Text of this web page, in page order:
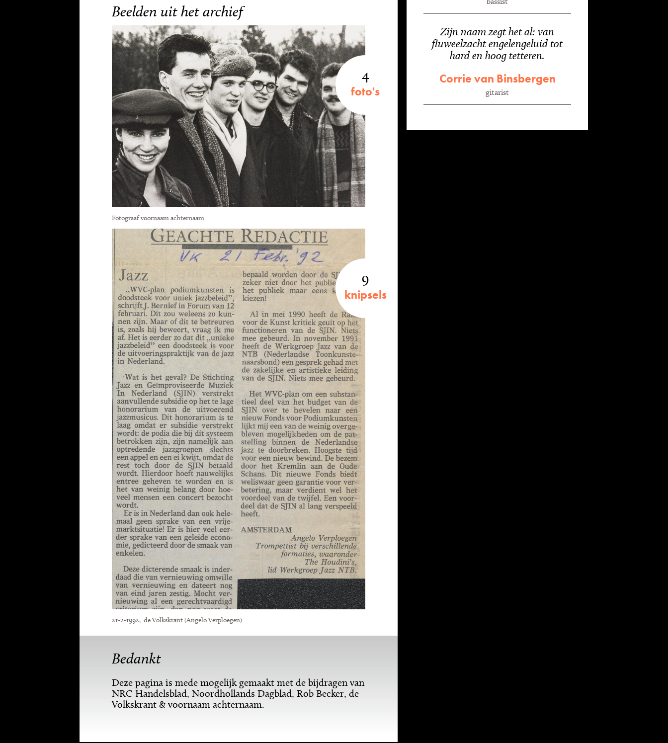
Beelden uit het archief
4
foto's
Fotograaf voornaam achternaam
9
knipsels
21-2-1992, de Volkskrant (Angelo Verploegen)
Bedankt
Deze pagina is mede mogelijk gemaakt met de bijdragen van
NRC Handelsblad, Noordhollands Dagblad, Rob Becker, de
Volkskrant & voornaam achternaam.
Zijn naam zegt het al: van
fluweelzacht engelengeluid tot
hard en hoog tetteren.
Corrie van Binsbergen
gitarist